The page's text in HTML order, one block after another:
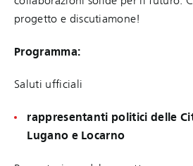
progetto e discutiamone!
Programma:
Saluti ufficiali
​​​​​​rappresentanti politici delle
Lugano e Locarno